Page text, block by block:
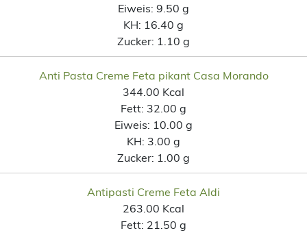
Eiweis: 9.50 g
KH: 16.40 g
Zucker: 1.10 g
Anti Pasta Creme Feta pikant Casa Morando
344.00 Kcal
Fett: 32.00 g
Eiweis: 10.00 g
KH: 3.00 g
Zucker: 1.00 g
Antipasti Creme Feta Aldi
263.00 Kcal
Fett: 21.50 g